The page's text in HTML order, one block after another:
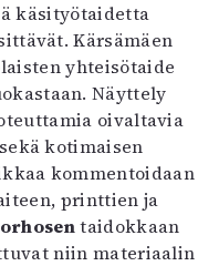
käsityötaidetta
Kärsämäen
yhteisötaide
Näyttely
oivaltavia
kotimaisen
kommentoidaan
printtien ja
taidokkaan
niin materiaalin